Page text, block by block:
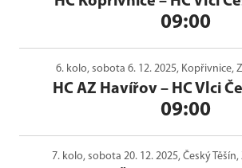
09:00
6. kolo, sobota 6. 12. 2025, Kopřivnice,
HC AZ Havířov– HC Vlci
09:00
7. kolo, sobota 20. 12. 2025, Český